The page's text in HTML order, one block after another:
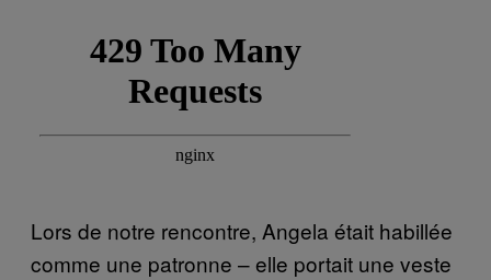
Lors de notre rencontre, Angela était habillée
comme une patronne – elle portait une veste